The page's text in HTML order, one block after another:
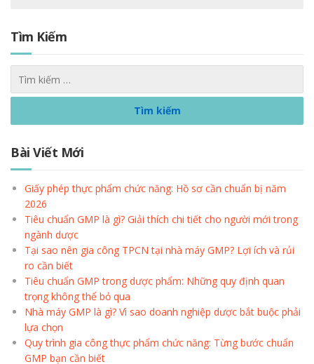
Tìm Kiếm
Bài Viết Mới
Giấy phép thực phẩm chức năng: Hồ sơ cần chuẩn bị năm
2026
Tiêu chuẩn GMP là gì? Giải thích chi tiết cho người mới trong
ngành dược
Tại sao nên gia công TPCN tại nhà máy GMP? Lợi ích và rủi
ro cần biết
Tiêu chuẩn GMP trong dược phẩm: Những quy định quan
trọng không thể bỏ qua
Nhà máy GMP là gì? Vì sao doanh nghiệp dược bắt buộc phải
lựa chọn
Quy trình gia công thực phẩm chức năng: Từng bước chuẩn
GMP bạn cần biết